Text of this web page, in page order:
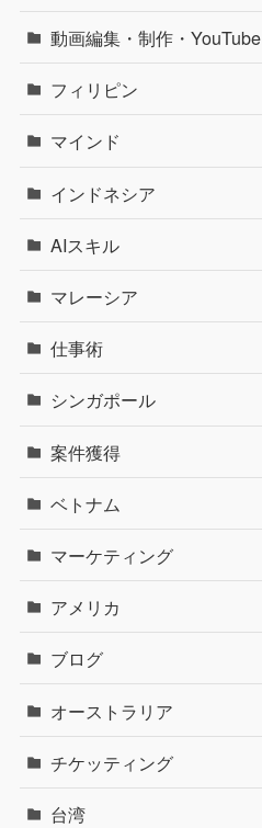
動画編集・制作・YouTube
フィリピン
マインド
インドネシア
AIスキル
マレーシア
仕事術
シンガポール
案件獲得
ベトナム
マーケティング
アメリカ
ブログ
オーストラリア
チケッティング
台湾